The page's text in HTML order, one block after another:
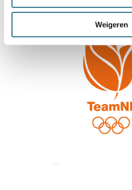
Weigeren